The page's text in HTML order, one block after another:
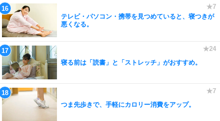
テレビ・パソコン・携帯を見つめていると、寝つきが
悪くなる。
寝る前は「読書」と「ストレッチ」がおすすめ。
つま先歩きで、手軽にカロリー消費をアップ。